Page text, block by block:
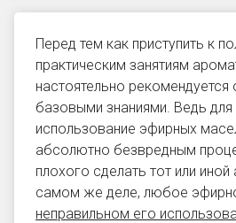
Перед тем как приступить к
практическим занятиям
настоятельно рекомендуется
базовыми знаниями. Ведь для
использование эфирных
абсолютно безвредным
плохого сделать тот или
самом же деле, любое
неправильном его